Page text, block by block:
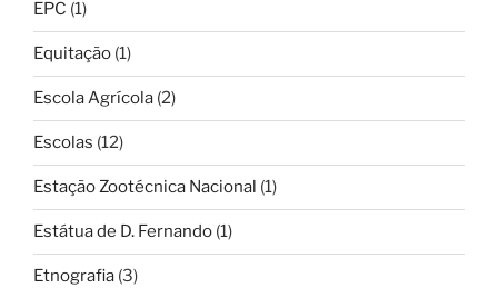
EPC (1)
Equitação (1)
Escola Agrícola (2)
Escolas (12)
Estação Zootécnica Nacional (1)
Estátua de D. Fernando (1)
Etnografia (3)